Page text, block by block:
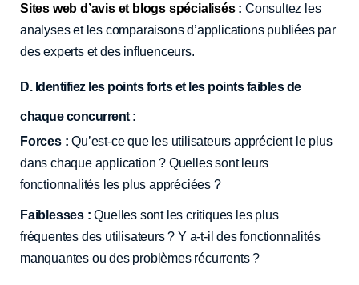
Sites web d’avis et blogs spécialisés: Consultez les
analyses et les comparaisons d’applications publiées par
des experts et des influenceurs.
D. Identifiez les points forts et les points faibles de
chaque concurrent :
Forces : Qu’est-ce que les utilisateurs apprécient le plus
dans chaque application ? Quelles sont leurs
fonctionnalités les plus appréciées ?
Faiblesses : Quelles sont les critiques les plus
fréquentes des utilisateurs ? Y a-t-il des fonctionnalités
manquantes ou des problèmes récurrents ?